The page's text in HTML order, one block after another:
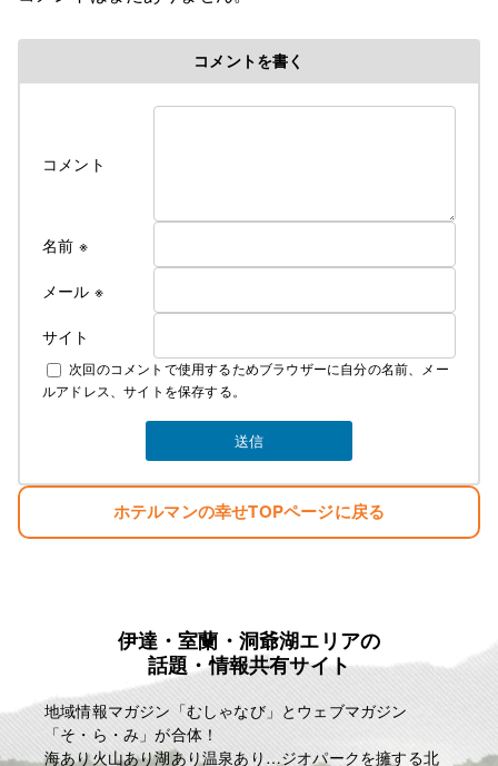
コメントを書く
コメント
名前 ※
メール ※
サイト
次回のコメントで使用するためブラウザーに自分の名前、メー
ルアドレス、サイトを保存する。
ホテルマンの幸せTOPページに戻る
伊達・室蘭・洞爺湖エリアの
話題・情報共有サイト
地域情報マガジン「むしゃなび」とウェブマガジン
「そ・ら・み」が合体！
海あり火山あり湖あり温泉あり…ジオパークを擁する北